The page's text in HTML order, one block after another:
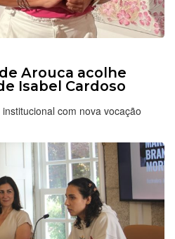
Arouca acolhe
Isabel Cardoso
com nova vocação